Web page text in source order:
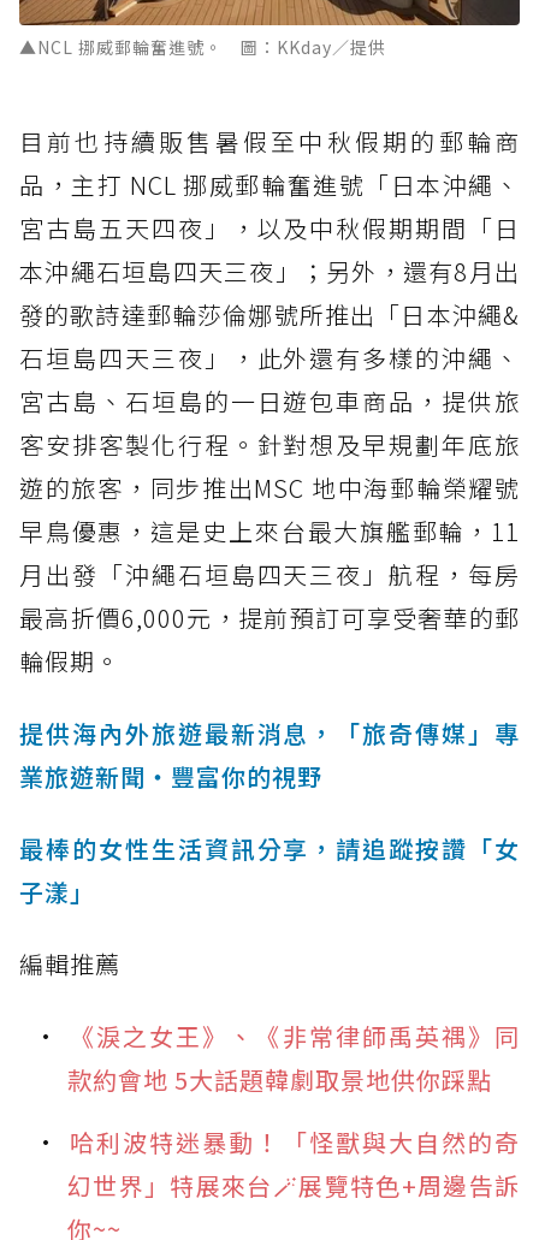
▲NCL 挪威郵輪奮進號。 圖：KKday／提供
目前也持續販售暑假至中秋假期的郵輪商
品，主打 NCL 挪威郵輪奮進號「日本沖繩、
宮古島五天四夜」，以及中秋假期期間「日
本沖繩石垣島四天三夜」；另外，還有8月出
發的歌詩達郵輪莎倫娜號所推出「日本沖繩&
石垣島四天三夜」，此外還有多樣的沖繩、
宮古島、石垣島的一日遊包車商品，提供旅
客安排客製化行程。針對想及早規劃年底旅
遊的旅客，同步推出MSC 地中海郵輪榮耀號
早鳥優惠，這是史上來台最大旗艦郵輪，11
月出發「沖繩石垣島四天三夜」航程，每房
最高折價6,000元，提前預訂可享受奢華的郵
輪假期。
提供海內外旅遊最新消息，「旅奇傳媒」專
業旅遊新聞‧豐富你的視野
最棒的女性生活資訊分享，請追蹤按讚「女
子漾」
編輯推薦
《淚之女王》、《非常律師禹英禑》同
款約會地 5大話題韓劇取景地供你踩點
哈利波特迷暴動！「怪獸與大自然的奇
幻世界」特展來台🪄展覽特色+周邊告訴
你~~